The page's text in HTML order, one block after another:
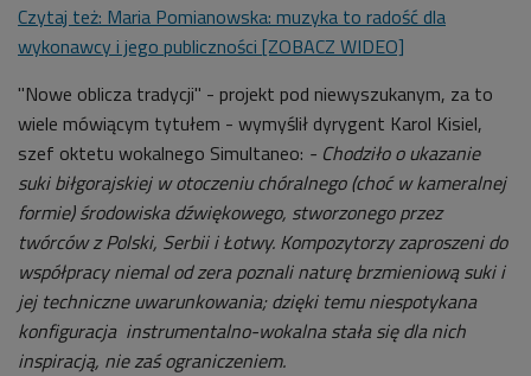
Czytaj też: Maria Pomianowska: muzyka to radość dla
wykonawcy i jego publiczności [ZOBACZ WIDEO]
"Nowe oblicza tradycji" - projekt pod niewyszukanym, za to
wiele mówiącym tytułem - wymyślił dyrygent Karol Kisiel,
szef oktetu wokalnego Simultaneo: - Chodziło o ukazanie
suki biłgorajskiej w otoczeniu chóralnego (choć w kameralnej
formie) środowiska dźwiękowego, stworzonego przez
twórców z Polski, Serbii i Łotwy. Kompozytorzy zaproszeni do
współpracy niemal od zera poznali naturę brzmieniową suki i
jej techniczne uwarunkowania; dzięki temu niespotykana
konfiguracja instrumentalno-wokalna stała się dla nich
inspiracją, nie zaś ograniczeniem.